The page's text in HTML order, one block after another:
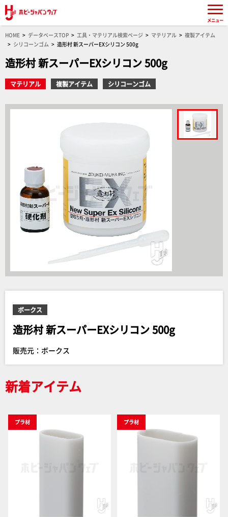
HOME データベースTOP 工具・マテリアル検索ページ マテリアル
複製アイテム
シリコーンゴム
造形村 新スーパーEXシリコン 500g
造形村 新スーパーEXシリコン 500g
マテリアル 複製アイテム シリコーンゴム
ボークス
造形村 新スーパーEXシリコン 500g
販売元：ボークス
新着アイテム
プラ材 プラ材
メニュー